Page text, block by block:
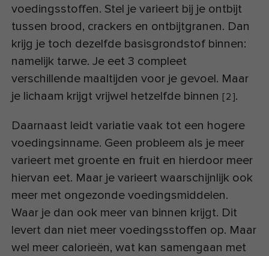
voedingsstoffen. Stel je varieert bij je ontbijt
tussen brood, crackers en ontbijtgranen. Dan
krijg je toch dezelfde basisgrondstof binnen:
namelijk tarwe. Je eet 3 compleet
verschillende maaltijden voor je gevoel. Maar
je lichaam krijgt vrijwel hetzelfde binnen [2].
Daarnaast leidt variatie vaak tot een hogere
voedingsinname. Geen probleem als je meer
varieert met groente en fruit en hierdoor meer
hiervan eet. Maar je varieert waarschijnlijk ook
meer met ongezonde voedingsmiddelen.
Waar je dan ook meer van binnen krijgt. Dit
levert dan niet meer voedingsstoffen op. Maar
wel meer calorieën, wat kan samengaan met